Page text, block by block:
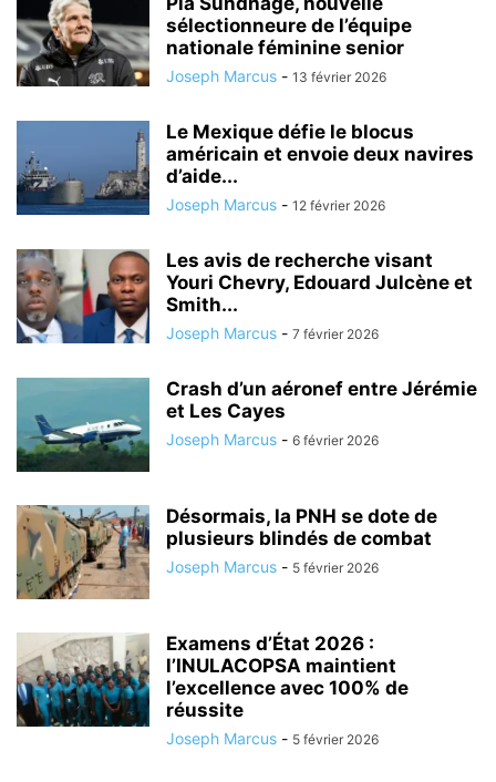
sélectionneure de l’équipe
nationale féminine senior
Joseph Marcus - 13 février 2026
Le Mexique défie le blocus
américain et envoie deux navires
d’aide...
Joseph Marcus - 12 février 2026
Les avis de recherche visant
Youri Chevry, Edouard Julcène et
Smith...
Joseph Marcus - 7 février 2026
Crash d’un aéronef entre Jérémie
et Les Cayes
Joseph Marcus - 6 février 2026
Désormais, la PNH se dote de
plusieurs blindés de combat
Joseph Marcus - 5 février 2026
Examens d’État 2026 :
l’INULACOPSA maintient
l’excellence avec 100% de
réussite
Joseph Marcus - 5 février 2026